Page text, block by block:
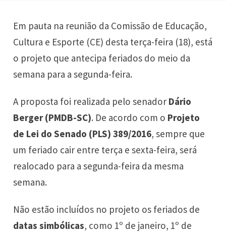
Em pauta na reunião da Comissão de Educação,
Cultura e Esporte (CE) desta terça-feira (18), está
o projeto que antecipa feriados do meio da
semana para a segunda-feira.
A proposta foi realizada pelo senador Dário
Berger (PMDB-SC). De acordo com o Projeto
de Lei do Senado (PLS) 389/2016, sempre que
um feriado cair entre terça e sexta-feira, será
realocado para a segunda-feira da mesma
semana.
Não estão incluídos no projeto os feriados de
datas simbólicas, como 1º de janeiro, 1º de